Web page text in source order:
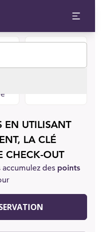
EN UTILISANT
LA CLÉ
CHECK-OUT
des points